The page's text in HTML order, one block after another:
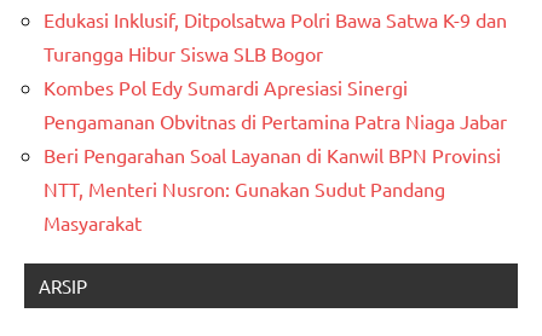
Edukasi Inklusif, Ditpolsatwa Polri Bawa Satwa K-9 dan
Turangga Hibur Siswa SLB Bogor
Kombes Pol Edy Sumardi Apresiasi Sinergi
Pengamanan Obvitnas di Pertamina Patra Niaga Jabar
Beri Pengarahan Soal Layanan di Kanwil BPN Provinsi
NTT, Menteri Nusron: Gunakan Sudut Pandang
Masyarakat
ARSIP